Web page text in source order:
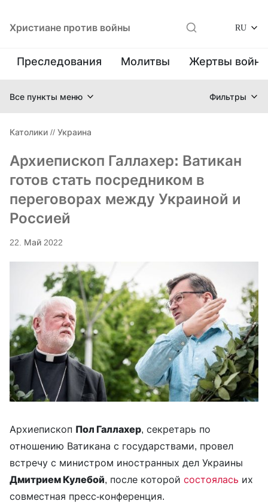
Христиане против войны RU
Преследования Молитвы Жертвы
Все пункты меню Фильтры
Католики // Украина
Архиепископ Галлахер: Ватикан
готов стать посредником в
переговорах между Украиной и
Россией
22. Май 2022
Архиепископ Пол Галлахер, секретарь по
отношению Ватикана с государствами, провел
встречу с министром иностранных дел Украины
Дмитрием Кулебой, после которой состоялась их
совместная пресс-конференция.